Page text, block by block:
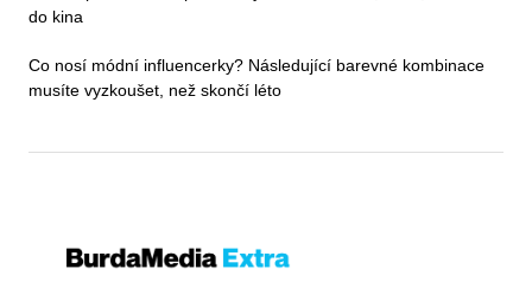
do kina
Co nosí módní influencerky? Následující barevné kombinace
musíte vyzkoušet, než skončí léto